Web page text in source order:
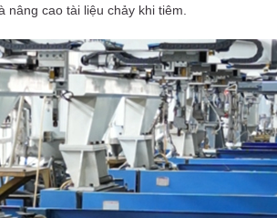
nâng cao tài liệu chảy khi tiêm.